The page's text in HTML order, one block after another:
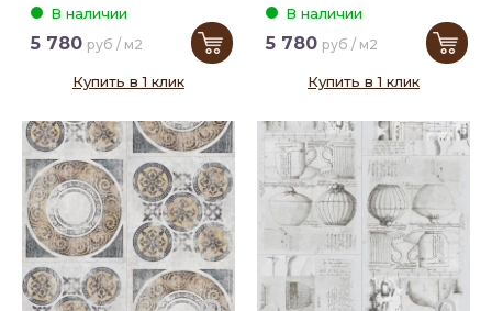
В наличии
5 780 руб / м2
Купить в 1 клик
В наличии
5 780 руб / м2
Купить в 1 клик